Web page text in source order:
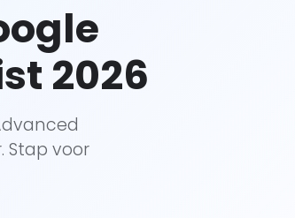
2026
Stap voor